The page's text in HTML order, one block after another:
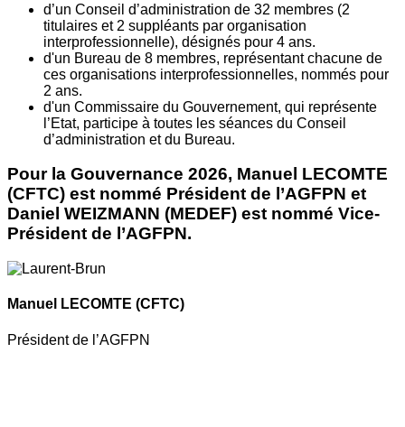
d’un Conseil d’administration de 32 membres (2
titulaires et 2 suppléants par organisation
interprofessionnelle), désignés pour 4 ans.
d'un Bureau de 8 membres, représentant chacune de
ces organisations interprofessionnelles, nommés pour
2 ans.
d'un Commissaire du Gouvernement, qui représente
l’Etat, participe à toutes les séances du Conseil
d’administration et du Bureau.
Pour la Gouvernance 2026, Manuel LECOMTE
(CFTC) est nommé Président de l’AGFPN et
Daniel WEIZMANN (MEDEF) est nommé Vice-
Président de l’AGFPN.
Manuel LECOMTE (CFTC)
Président de l’AGFPN